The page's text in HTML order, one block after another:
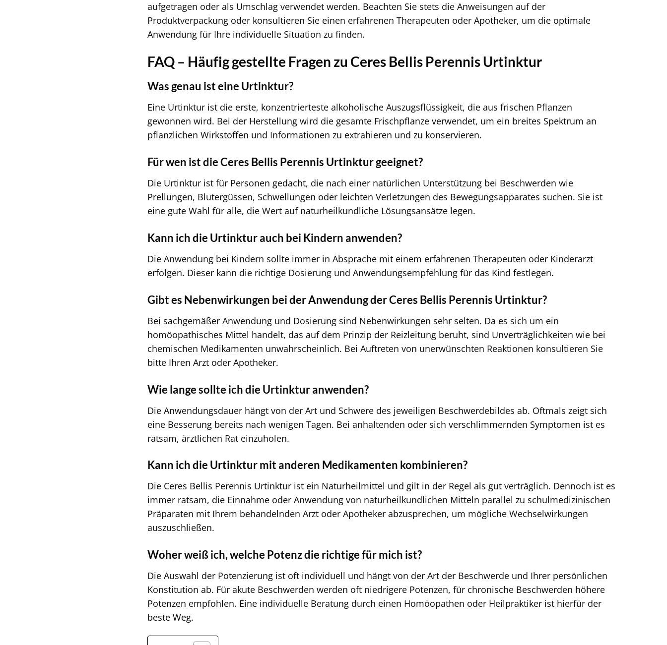
aufgetragen oder als Umschlag verwendet werden. Beachten Sie stets die Anweisungen auf der
Produktverpackung oder konsultieren Sie einen erfahrenen Therapeuten oder Apotheker, um die optimale
Anwendung für Ihre individuelle Situation zu finden.
FAQ – Häufig gestellte Fragen zu Ceres Bellis Perennis Urtinktur
Was genau ist eine Urtinktur?
Eine Urtinktur ist die erste, konzentrierteste alkoholische Auszugsflüssigkeit, die aus frischen Pflanzen
gewonnen wird. Bei der Herstellung wird die gesamte Frischpflanze verwendet, um ein breites Spektrum an
pflanzlichen Wirkstoffen und Informationen zu extrahieren und zu konservieren.
Für wen ist die Ceres Bellis Perennis Urtinktur geeignet?
Die Urtinktur ist für Personen gedacht, die nach einer natürlichen Unterstützung bei Beschwerden wie
Prellungen, Blutergüssen, Schwellungen oder leichten Verletzungen des Bewegungsapparates suchen. Sie ist
eine gute Wahl für alle, die Wert auf naturheilkundliche Lösungsansätze legen.
Kann ich die Urtinktur auch bei Kindern anwenden?
Die Anwendung bei Kindern sollte immer in Absprache mit einem erfahrenen Therapeuten oder Kinderarzt
erfolgen. Dieser kann die richtige Dosierung und Anwendungsempfehlung für das Kind festlegen.
Gibt es Nebenwirkungen bei der Anwendung der Ceres Bellis Perennis Urtinktur?
Bei sachgemäßer Anwendung und Dosierung sind Nebenwirkungen sehr selten. Da es sich um ein
homöopathisches Mittel handelt, das auf dem Prinzip der Reizleitung beruht, sind Unverträglichkeiten wie bei
chemischen Medikamenten unwahrscheinlich. Bei Auftreten von unerwünschten Reaktionen konsultieren Sie
bitte Ihren Arzt oder Apotheker.
Wie lange sollte ich die Urtinktur anwenden?
Die Anwendungsdauer hängt von der Art und Schwere des jeweiligen Beschwerdebildes ab. Oftmals zeigt sich
eine Besserung bereits nach wenigen Tagen. Bei anhaltenden oder sich verschlimmernden Symptomen ist es
ratsam, ärztlichen Rat einzuholen.
Kann ich die Urtinktur mit anderen Medikamenten kombinieren?
Die Ceres Bellis Perennis Urtinktur ist ein Naturheilmittel und gilt in der Regel als gut verträglich. Dennoch ist es
immer ratsam, die Einnahme oder Anwendung von naturheilkundlichen Mitteln parallel zu schulmedizinischen
Präparaten mit Ihrem behandelnden Arzt oder Apotheker abzusprechen, um mögliche Wechselwirkungen
auszuschließen.
Woher weiß ich, welche Potenz die richtige für mich ist?
Die Auswahl der Potenzierung ist oft individuell und hängt von der Art der Beschwerde und Ihrer persönlichen
Konstitution ab. Für akute Beschwerden werden oft niedrigere Potenzen, für chronische Beschwerden höhere
Potenzen empfohlen. Eine individuelle Beratung durch einen Homöopathen oder Heilpraktiker ist hierfür der
beste Weg.